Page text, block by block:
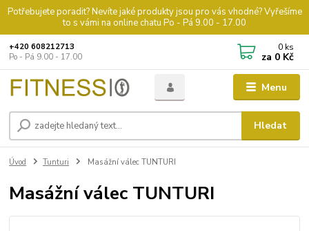
Potřebujete poradit? Nevíte jaké produkty jsou pro vás vhodné? Vyřešíme
to s vámi na online chatu Po - Pá 9.00 - 17.00
Menu
Hledat
+420 608212713
Po - Pá 9.00 - 17.00
0 ks
za 0 Kč
Úvod Tunturi Masážní válec TUNTURI
Masážní válec TUNTURI